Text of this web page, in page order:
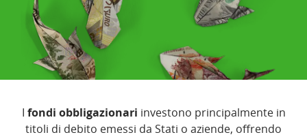
I fondi obbligazionari investono principalmente in
titoli di debito emessi da Stati o aziende, offrendo